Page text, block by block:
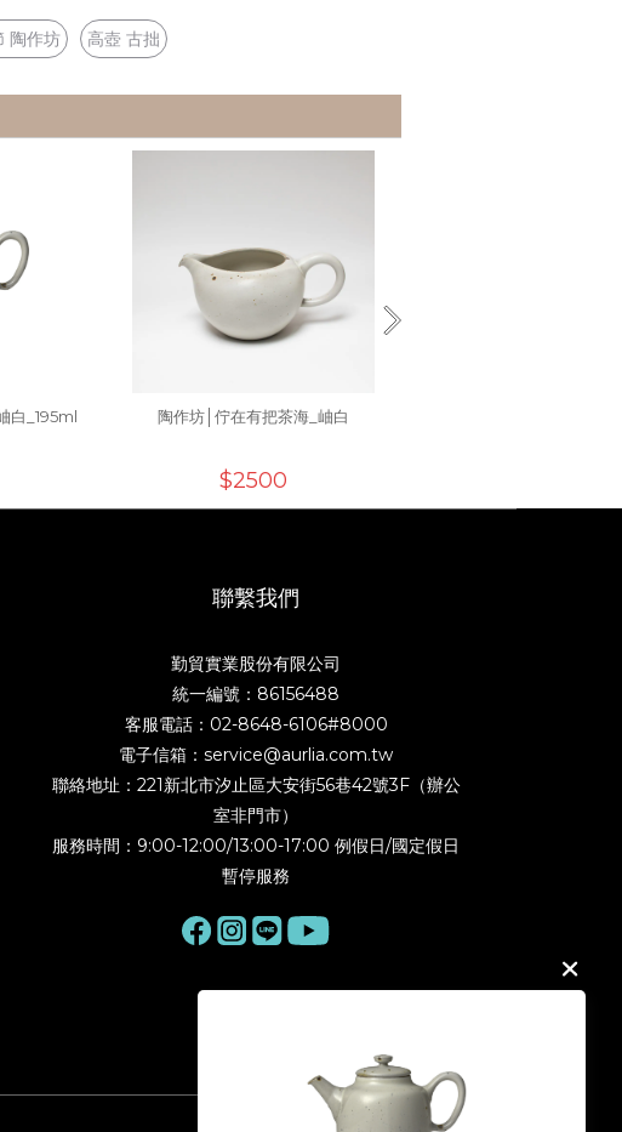
陶作坊 高壺 古拙
白_195ml 陶作坊│佇在有把茶海_岫白
$2500
聯繫我們
勤貿實業股份有限公司
統一編號：86156488
客服電話：02-8648-6106#8000
電子信箱：service@aurlia.com.tw
聯絡地址：221新北市汐止區大安街56巷42號3F（辦公
室非門市）
服務時間：9:00-12:00/13:00-17:00 例假日/國定假日
暫停服務